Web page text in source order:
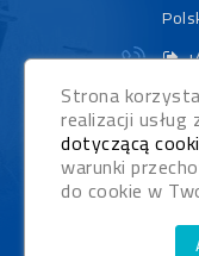
Strona
realizacji usług
dotyczącą
warunki
do cookie w